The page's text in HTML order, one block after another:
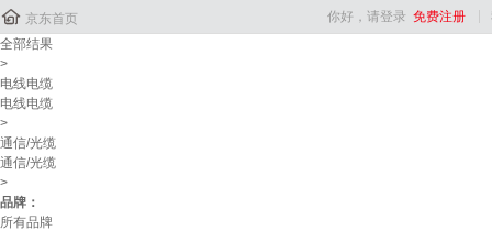
 京东首页 你好，请登录 免费注册
全部结果
>
电线电缆
电线电缆
>
通信/光缆
通信/光缆
>
品牌：
所有品牌